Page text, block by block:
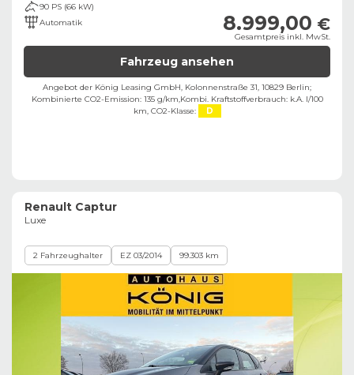
90 PS (66 kW)
Automatik
8.999,00 €
Gesamtpreis inkl. MwSt.
Fahrzeug ansehen
Angebot der König Leasing GmbH, Kolonnenstraße 31, 10829 Berlin;
Kombinierte CO2-Emission: 135 g/km,Kombi. Kraftstoffverbrauch: k.A. l/100
km, CO2-Klasse: D
Renault Captur
Luxe
2 Fahrzeughalter EZ 03/2014 99.303 km